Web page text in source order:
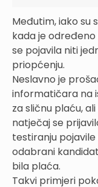
Međutim, iako su
kada je
se pojavila niti
priopćenju.
Neslavno je
informatičara na
za sličnu plaću,
natječaj se
testiranju
odabrani
bila plaća.
Takvi primjeri